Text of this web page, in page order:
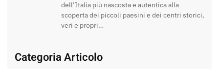
dell’Italia più nascosta e autentica alla
scoperta dei piccoli paesini e dei centri storici,
veri e propri…
Categoria Articolo